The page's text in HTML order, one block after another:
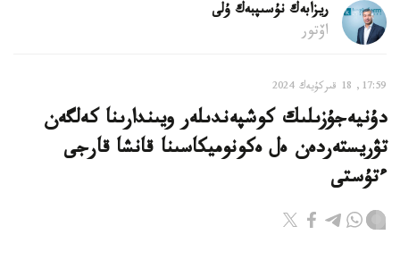
ريزابەك نۇسىپبەك ۇلى
اۆتور
17:59, 18 قىركۇيەك 2024
دۇنيەجۇزىلىك كوشپەندىلەر ويىندارىنا كەلگەن
تۋريستەردەن ەل ەكونوميكاسىنا قانشا قارجى
ءتۇستى